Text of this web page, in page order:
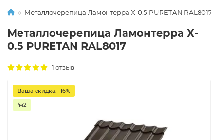
Металлочерепица Ламонтерра X-0.5 PURETAN RAL8017
Металлочерепица Ламонтерра X-
0.5 PURETAN RAL8017
1 отзыв
Ваша скидка: -16%
/м2